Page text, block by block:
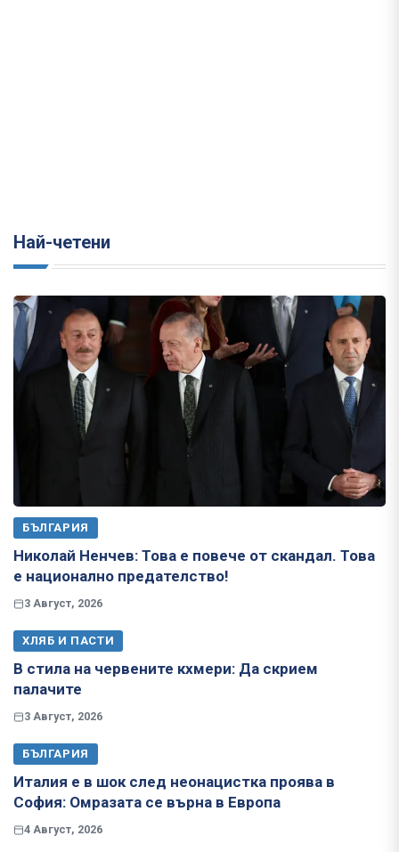
Най-четени
БЪЛГАРИЯ
Николай Ненчев: Това е повече от скандал. Това
е национално предателство!
3 Август, 2026
ХЛЯБ И ПАСТИ
В стила на червените кхмери: Да скрием
палачите
3 Август, 2026
БЪЛГАРИЯ
Италия е в шок след неонацистка проява в
София: Омразата се върна в Европа
4 Август, 2026